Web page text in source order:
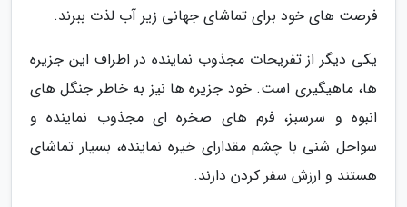
فرصت های خود برای تماشای جهانی زیر آب لذت ببرند.
یکی دیگر از تفریحات مجذوب نماینده در اطراف این جزیره
ها، ماهیگیری است. خود جزیره ها نیز به خاطر جنگل های
انبوه و سرسبز، فرم های صخره ای مجذوب نماینده و
سواحل شنی با چشم مقدارای خیره نماینده، بسیار تماشای
هستند و ارزش سفر کردن دارند.